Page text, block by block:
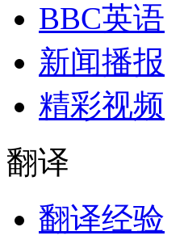
BBC英语
新闻播报
精彩视频
翻译
翻译经验